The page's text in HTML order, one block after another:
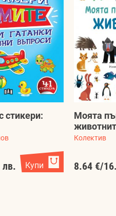
стикери:
лв. Купи
Моята
Колектив
8.64 €/